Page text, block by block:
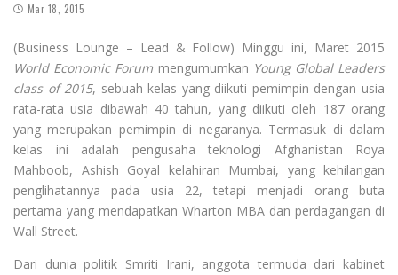
Mar 18, 2015
(Business Lounge – Lead & Follow) Minggu ini, Maret 2015
World Economic Forum mengumumkan Young Global Leaders
class of 2015, sebuah kelas yang diikuti pemimpin dengan usia
rata-rata usia dibawah 40 tahun, yang diikuti oleh 187 orang
yang merupakan pemimpin di negaranya. Termasuk di dalam
kelas ini adalah pengusaha teknologi Afghanistan Roya
Mahboob, Ashish Goyal kelahiran Mumbai, yang kehilangan
penglihatannya pada usia 22, tetapi menjadi orang buta
pertama yang mendapatkan Wharton MBA dan perdagangan di
Wall Street.
Dari dunia politik Smriti Irani, anggota termuda dari kabinet